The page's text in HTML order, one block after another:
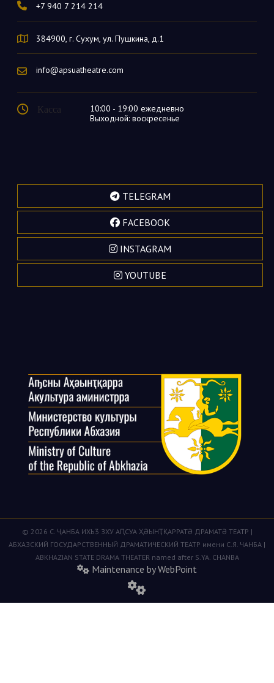
+7 940 7 214 214
384900, г. Сухум, ул. Пушкина, д.1
info@apsuatheatre.com
Касса
10:00 - 19:00 ежедневно
Выходной: воскресенье
TELEGRAM
FACEBOOK
INSTAGRAM
YOUTUBE
© 2026 С. ҶАНБА ИХЬӠ ЗХУ АԤСУА ҲӘЫНҬҚАРРАТӘ ДРАМАТӘ ТЕАТР |
АБХАЗСКИЙ ГОСУДАРСТВЕННЫЙ ДРАМАТИЧЕСКИЙ ТЕАТР имени С.Я. ЧАНБА |
ABKHAZIAN STATE DRAMA THEATER named after S.YA. CHANBA
Maintenance by WebPoint